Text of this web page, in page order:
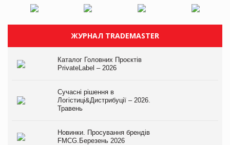
ЖУРНАЛ TRADEMASTER
Каталог Головних Проєктів
PrivateLabel – 2026
Сучасні рішення в
Логістиці&Дистрибуції – 2026.
Травень
Новинки. Просування брендів
FMCG.Березень 2026